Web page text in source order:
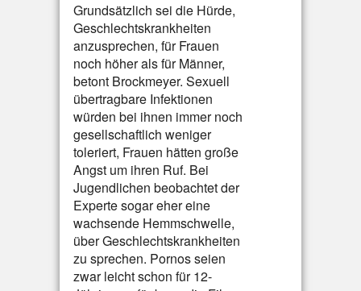
Grundsätzlich sei die Hürde,
Geschlechtskrankheiten
anzusprechen, für Frauen
noch höher als für Männer,
betont Brockmeyer. Sexuell
übertragbare Infektionen
würden bei ihnen immer noch
gesellschaftlich weniger
toleriert, Frauen hätten große
Angst um ihren Ruf. Bei
Jugendlichen beobachtet der
Experte sogar eher eine
wachsende Hemmschwelle,
über Geschlechtskrankheiten
zu sprechen. Pornos seien
zwar leicht schon für 12-